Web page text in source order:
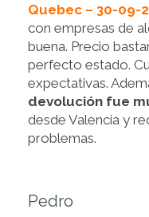
Quebec – 30-09-
con empresas de
buena. Precio
perfecto estado.
expectativas.
devolución fue
desde Valencia y
problemas.
Pedro